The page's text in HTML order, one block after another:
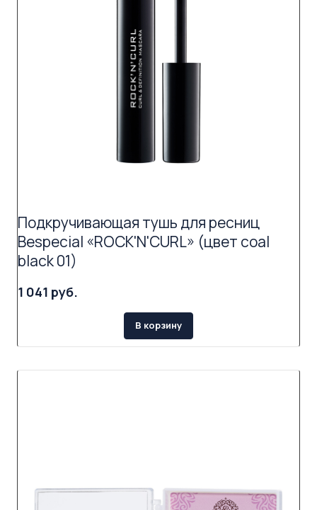
Подкручивающая тушь для ресниц
Bespecial «ROCK'N'CURL» (цвет coal
black 01)
1 041 руб.
В корзину